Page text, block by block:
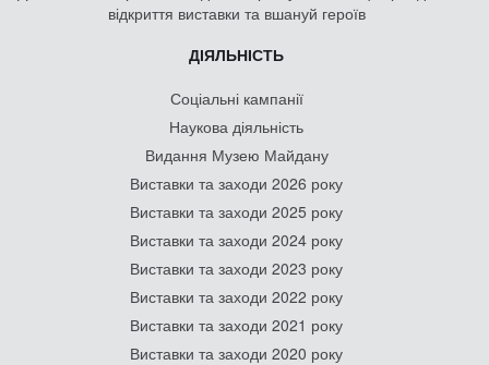
відкриття виставки та вшануй героїв
ДІЯЛЬНІСТЬ
Соціальні кампанії
Наукова діяльність
Видання Музею Майдану
Виставки та заходи 2026 року
Виставки та заходи 2025 року
Виставки та заходи 2024 року
Виставки та заходи 2023 року
Виставки та заходи 2022 року
Виставки та заходи 2021 року
Виставки та заходи 2020 року